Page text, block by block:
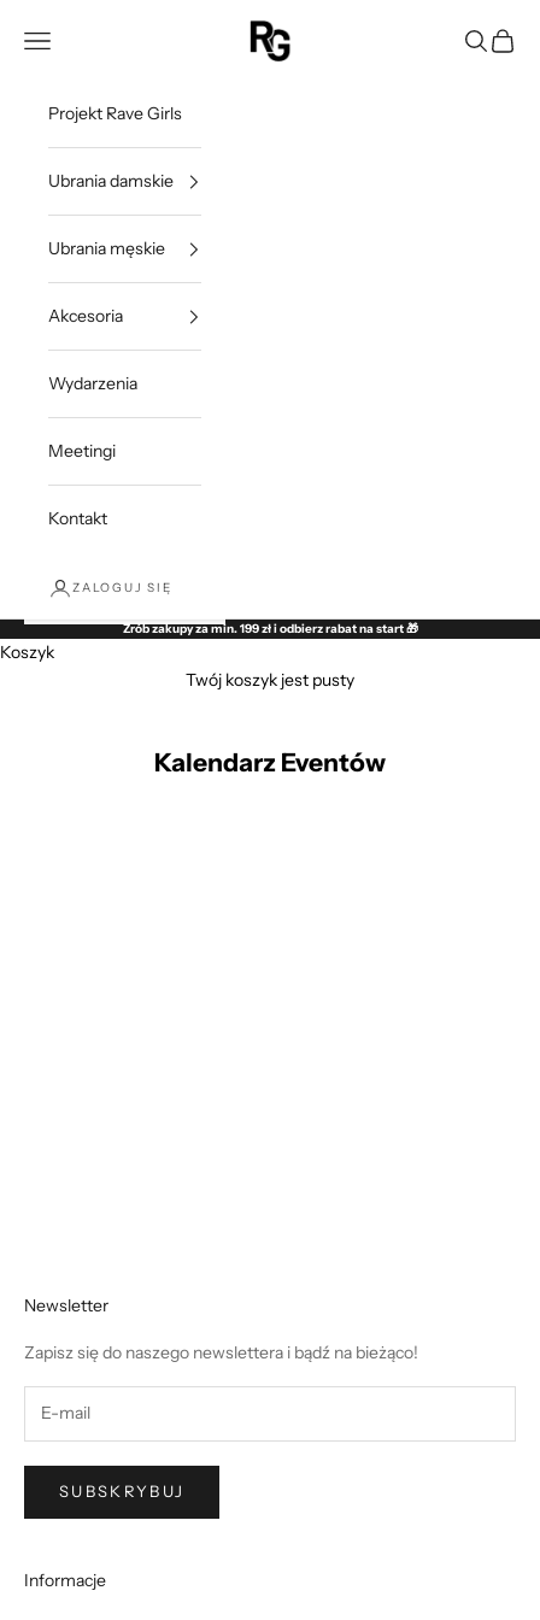
Rave Girls Poland
Otwórz menu nawigacji Otwórz
Projekt Rave Girls
Ubrania damskie
Ubrania męskie
Akcesoria
Wydarzenia
Meetingi
Kontakt
ZALOGUJ SIĘ
Zrób zakupy za min. 199 zł i odbierz rabat na start 🎁
Koszyk
Twój koszyk jest pusty
Kalendarz Eventów
Newsletter
Zapisz się do naszego newslettera i bądź na bieżąco!
SUBSKRYBUJ
Informacje